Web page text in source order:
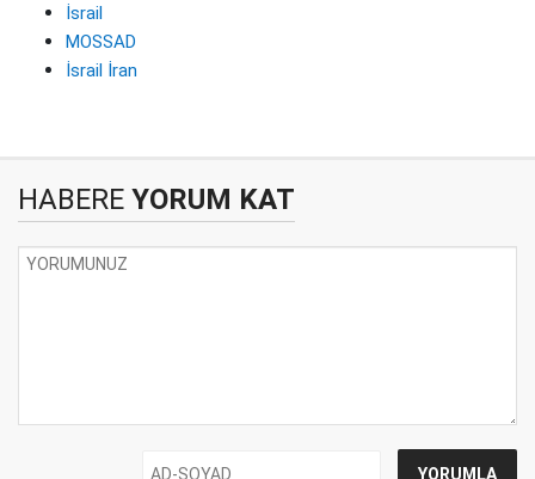
İsrail
MOSSAD
İsrail İran
HABERE YORUM KAT